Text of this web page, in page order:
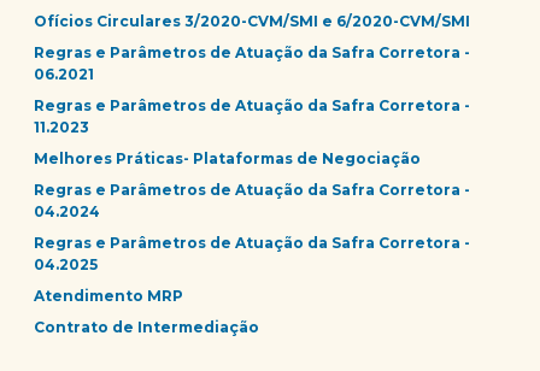
Ofícios Circulares 3/2020-CVM/SMI e 6/2020-CVM/SMI
Regras e Parâmetros de Atuação da Safra Corretora -
06.2021
Regras e Parâmetros de Atuação da Safra Corretora -
11.2023
Melhores Práticas- Plataformas de Negociação
Regras e Parâmetros de Atuação da Safra Corretora -
04.2024
Regras e Parâmetros de Atuação da Safra Corretora -
04.2025
Atendimento MRP
Contrato de Intermediação